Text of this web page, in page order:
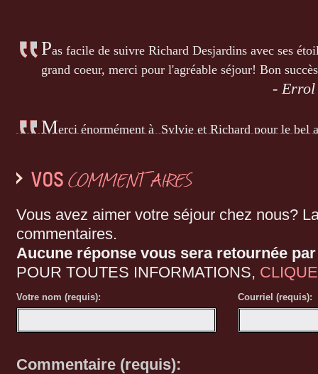
Pas facile de suivre Richard Desjardins avec ses
grand coeur, merci pour l'agréable séjour! Bon
- Errol
Merci énormément à Sylvie et Richard pour le bel
N otre séjour à la Cheminée fut magnifique et
que signifiait le mot détente grâce au merveilleux
énormément de votre accueil et service. À très
Félicitations à la Cheminée .... Nous avons
VOS COMMENTAIRES
Vous avez aimer votre séjour chez nous?
commentaires.
Aucune réponse vous sera retournée
POUR TOUTES INFORMATIONS,
Votre nom (requis): Courriel (requis):
Commentaire (requis):